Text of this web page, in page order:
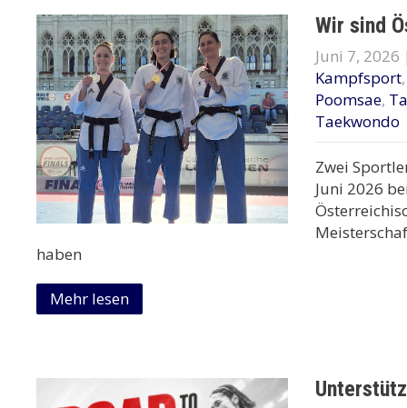
Wir sind
Juni 7, 2026
Kampfsport
Poomsae,
Taekwondo
Zwei
Juni 2026
haben
Mehr lesen